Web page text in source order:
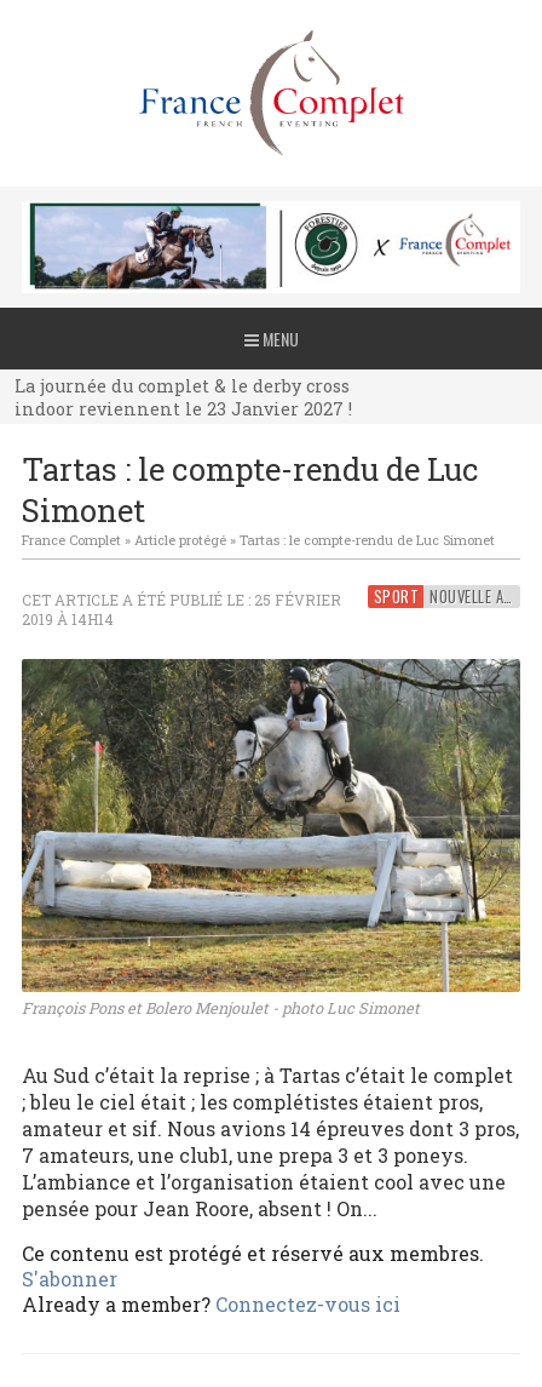
MENU
La journée du complet & le derby cross
indoor reviennent le 23 Janvier 2027 !
La journée du complet & le derby cross
indoor reviennent le 23 Janvier 2027 !
indoor reviennent le 23 Janvier 2027 !
Tartas : le compte-rendu de Luc
Simonet
France Complet» Article protégé» Tartas : le compte-rendu de Luc Simonet
SPORT NOUVELLE AQUITAINE
CET ARTICLE A ÉTÉ PUBLIÉ LE : 25 FÉVRIER
2019 À 14H14
François Pons et Bolero Menjoulet - photo Luc Simonet
Au Sud c’était la reprise ; à Tartas c’était le complet
; bleu le ciel était ; les complétistes étaient pros,
amateur et sif. Nous avions 14 épreuves dont 3 pros,
7 amateurs, une club1, une prepa 3 et 3 poneys.
L’ambiance et l’organisation étaient cool avec une
pensée pour Jean Roore, absent ! On...
Ce contenu est protégé et réservé aux membres.
S'abonner
Already a member? Connectez-vous ici